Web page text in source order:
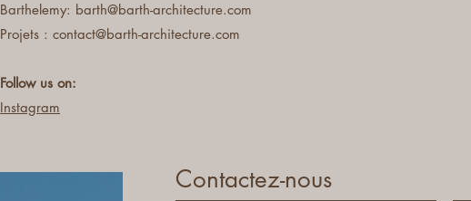
Barthelemy: barth@barth-architecture.com
Projets : contact@barth-architecture.com
Follow us on:
Instagram
Contactez-nous